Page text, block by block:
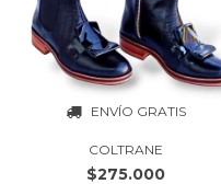
ENVÍO GRATIS
COLTRANE
$275.000